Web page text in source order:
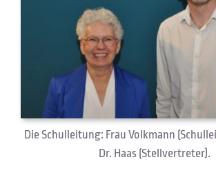
Die Schulleitung: Frau Volkmann
Dr. Haas (Stellvertreter).